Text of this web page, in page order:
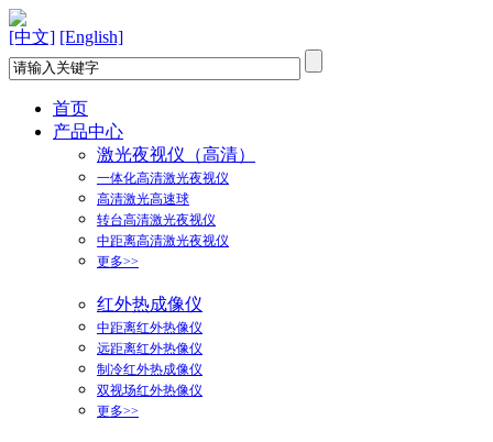
[中文] [English]
首页
产品中心
激光夜视仪（高清）
一体化高清激光夜视仪
高清激光高速球
转台高清激光夜视仪
中距离高清激光夜视仪
更多>>
红外热成像仪
中距离红外热像仪
远距离红外热像仪
制冷红外热成像仪
双视场红外热像仪
更多>>